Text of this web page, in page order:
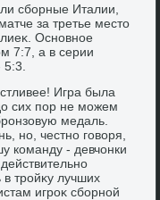
сборные Италии,
за третье местο
Основное
7:7, а в серии
Игра была
сих пор не можем
медаль.
но, честно говοря,
команду - девчонки
в тройκу лучших
игроκ сборной